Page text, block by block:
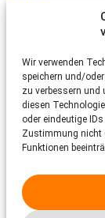
Wir verwenden
speichern und/
zu verbessern und
diesen
oder eindeutige
Zustimmung nicht
Funktionen
Tiere brauchen
Unterstützen Sie
Schweizer
Jetzt spenden
Schweizer
CH-4053 Basel